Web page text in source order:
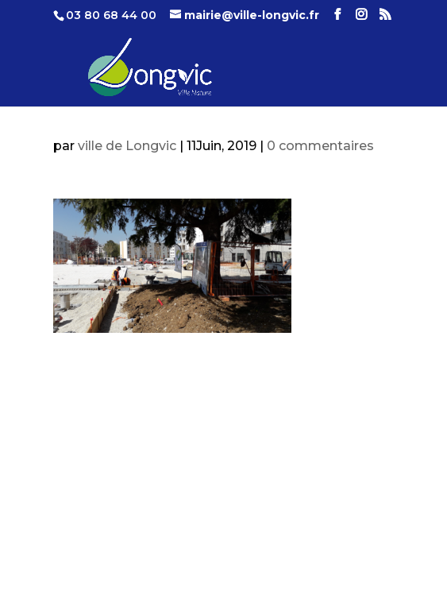
03 80 68 44 00 mairie@ville-longvic.fr
parville de Longvic |11Juin, 2019 | 0 commentaires